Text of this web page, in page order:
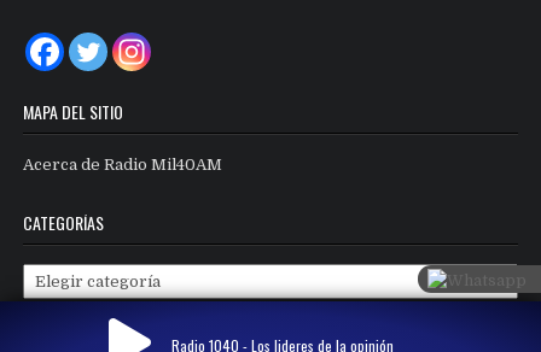
MAPA DEL SITIO
Acerca de Radio Mil40AM
CATEGORÍAS
Categorías
Radio 1040 - Los lideres de la opinión